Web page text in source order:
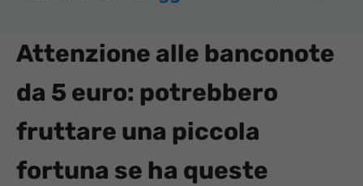
Attenzione alle banconote
da 5 euro: potrebbero
fruttare una piccola
fortuna se ha queste